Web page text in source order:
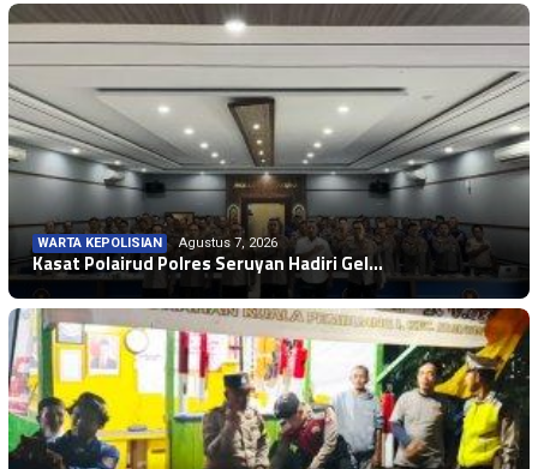
WARTA KEPOLISIAN Agustus 7, 2026
Kasat Polairud Polres Seruyan Hadiri Gel…